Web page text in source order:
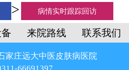
病情实时跟踪回访
来院路线 联系我们
家庄远大中医皮肤病医院